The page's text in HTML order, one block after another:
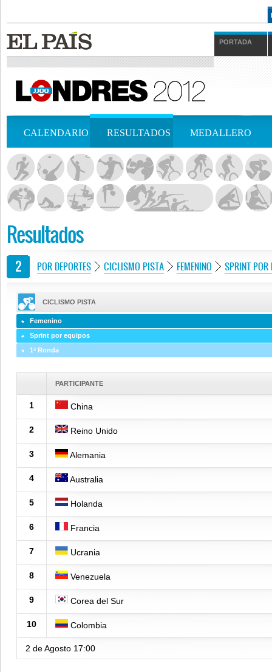
PORTADA
CALENDARIO RESULTADOS MEDALLERO
Resultados
POR DEPORTES CICLISMO PISTA FEMENINO SPRINT POR
CICLISMO PISTA
Femenino
Sprint por equipos
1ª Ronda
PARTICIPANTE
1 China
2 Reino Unido
3 Alemania
4 Australia
5 Holanda
6 Francia
7 Ucrania
8 Venezuela
9 Corea del Sur
10 Colombia
2 de Agosto 17:00